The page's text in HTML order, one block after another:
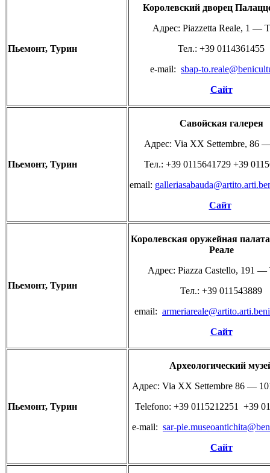
Пьемонт, Турин
Королевский дворец
Адрес: Piazzetta Reale, 1 —
Teл.: +39 0114361455
e-mail: sbap-
Сайт
Пьемонт, Турин
Савойская галерея
Адрес: Via XX Settembre, 86
Teл.: +39 0115641729 +39
email:
Сайт
Пьемонт, Турин
Королевская оружейная
Реале
Адрес: Piazza Castello, 191 —
Teл.: +39 011543889
email:
Сайт
Пьемонт, Турин
Археологический
Адрес: Via XX Settembre 86 —
Telefono: +39 0115212251 +39
e-mail: sar-
Сайт